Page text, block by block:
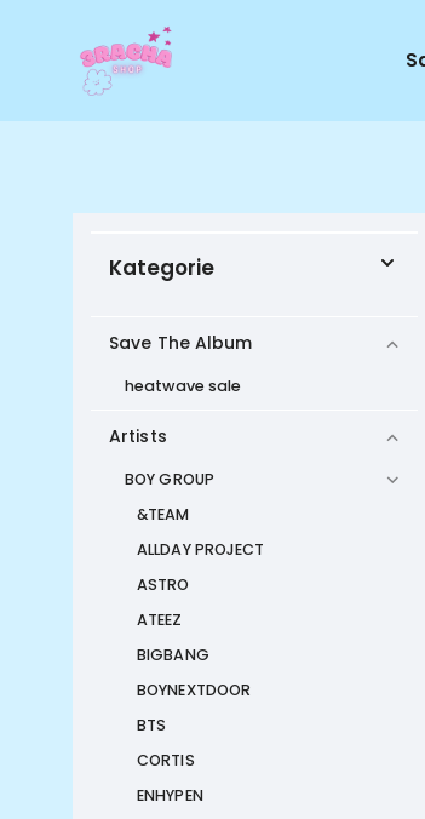
Kategorie
Save The Album
heatwave sale
Artists
BOY GROUP
&TEAM
ALLDAY PROJECT
ASTRO
ATEEZ
BIGBANG
BOYNEXTDOOR
BTS
CORTIS
ENHYPEN